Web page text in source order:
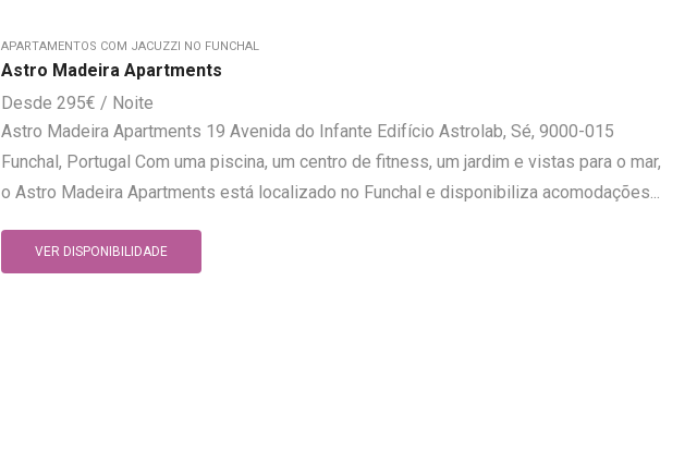
APARTAMENTOS COM JACUZZI NO FUNCHAL
Astro Madeira Apartments
295€
Astro Madeira Apartments 19 Avenida do Infante Edifício Astrolab, Sé, 9000-015
Funchal, Portugal Com uma piscina, um centro de fitness, um jardim e vistas para o mar,
o Astro Madeira Apartments está localizado no Funchal e disponibiliza acomodações...
VER DISPONIBILIDADE